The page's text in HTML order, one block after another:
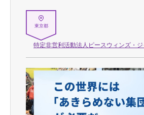
東京都
特定非営利活動法人ピースウィンズ・ジ